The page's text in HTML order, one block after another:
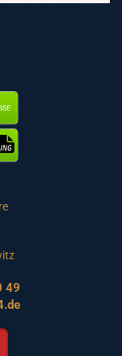
49